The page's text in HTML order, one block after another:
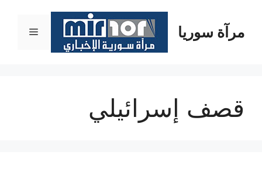
المحتوىمرآة سوريا القائمة
قصف إسرائيلي